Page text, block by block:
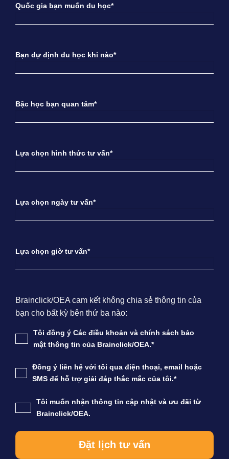
Quốc gia bạn muốn du học*
Bạn dự định du học khi nào*
Bậc học bạn quan tâm*
Lựa chọn hình thức tư vấn*
Lựa chọn ngày tư vấn*
Lựa chọn giờ tư vấn*
Brainclick/OEA cam kết không chia sẻ thông tin của
bạn cho bất kỳ bên thứ ba nào:
Tôi đồng ý Các điều khoản và chính sách bảo
mật thông tin của Brainclick/OEA.*
Đồng ý liên hệ với tôi qua điện thoại, email hoặc
SMS để hỗ trợ giải đáp thắc mắc của tôi.*
Tôi muốn nhận thông tin cập nhật và ưu đãi từ
Brainclick/OEA.